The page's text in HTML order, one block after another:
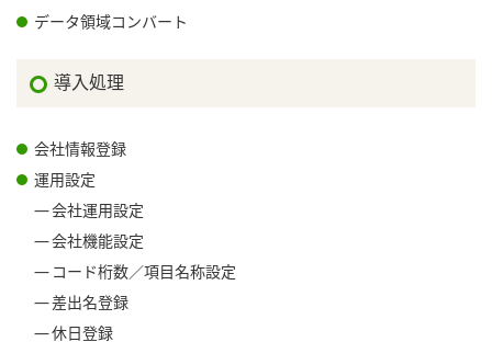
データ領域コンバート
導入処理
会社情報登録
運用設定
会社運用設定
会社機能設定
コード桁数／項目名称設定
差出名登録
休日登録